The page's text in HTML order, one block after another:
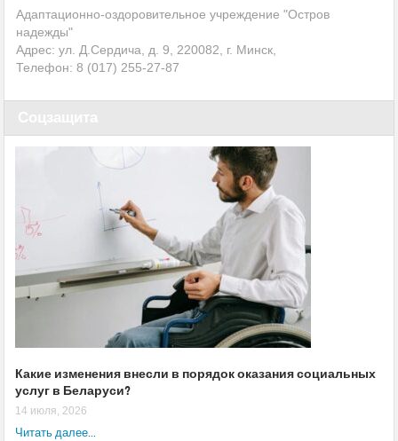
Адаптационно-оздоровительное учреждение "Остров
надежды"
Адрес: ул. Д.Сердича, д. 9, 220082, г. Минск,
Телефон: 8 (017) 255-27-87
Какие изменения внесли в порядок оказания социальных
услуг в Беларуси?
14 июля, 2026
Читать далее...